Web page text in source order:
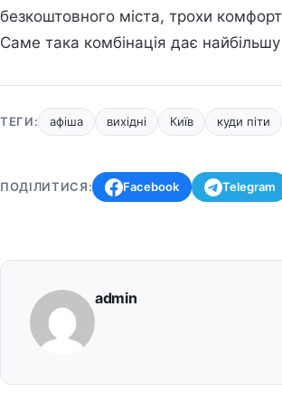
безкоштовного міста, трохи
Саме така комбінація дає
ТЕГИ: афіша вихідні Київ куди піти
ПОДІЛИТИСЯ: Facebook Telegram
admin